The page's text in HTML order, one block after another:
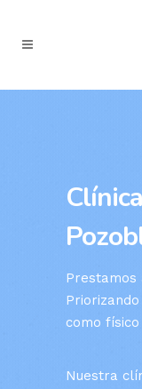
Prestamos
como
Nuestra